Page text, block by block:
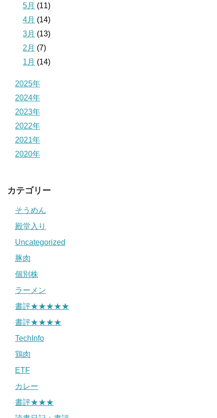
5月 (11)
4月 (14)
3月 (13)
2月 (7)
1月 (14)
2025年
2024年
2023年
2022年
2021年
2020年
カテゴリー
そうめん
殿堂入り
Uncategorized
豚肉
個別株
ラーメン
書評★★★★★
書評★★★★
TechInfo
鶏肉
ETF
カレー
書評★★★